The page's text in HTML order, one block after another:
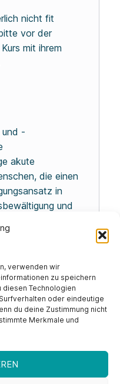
verwenden wir
zu speichern
diesen Technologien
oder eindeutige
du deine Zustimmung nicht
Merkmale und
nicht fit
vor der
mit ihrem
und -
akute
die einen
in
und
(EU)